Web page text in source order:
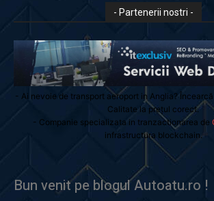
- Partenerii nostri -
- Ai nevoie de transport aeroport in Anglia? Încearcă
Calitate la prețul corect.
- Companie specializata in tranzactionarea de
infrastructura blockchain.
Bun venit pe blogul Autoatu.ro !